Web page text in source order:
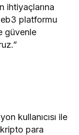
ihtiyaçlarına
platformu
güvenle
kullanıcısı ile
para